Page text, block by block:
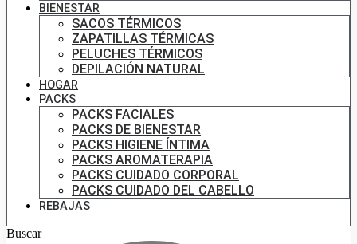
BIENESTAR
SACOS TÉRMICOS
ZAPATILLAS TÉRMICAS
PELUCHES TÉRMICOS
DEPILACIÓN NATURAL
HOGAR
PACKS
PACKS FACIALES
PACKS DE BIENESTAR
PACKS HIGIENE ÍNTIMA
PACKS AROMATERAPIA
PACKS CUIDADO CORPORAL
PACKS CUIDADO DEL CABELLO
REBAJAS
Buscar